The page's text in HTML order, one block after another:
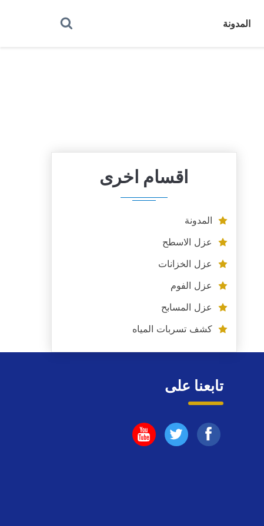
المدونة
اقسام اخرى
المدونة
عزل الاسطح
عزل الخزانات
عزل الفوم
عزل المسابح
كشف تسربات المياه
تابعنا على
تابعنا تابعنا تابعنا